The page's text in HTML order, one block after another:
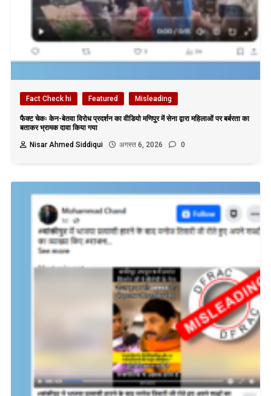
Fact Check hi Featured Misleading
फैक्ट चेकः केन-बेतवा विरोध प्रदर्शन का वीडियो मणिपुर में सेना द्वारा महिलाओं पर बर्बरता का
बताकर भ्रामक दावा किया गया
Nisar Ahmed Siddiqui
अगस्त 6, 2026 0